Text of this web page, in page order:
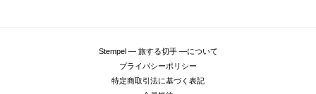
Stempel ― 旅する切手 ―について
プライバシーポリシー
特定商取引法に基づく表記